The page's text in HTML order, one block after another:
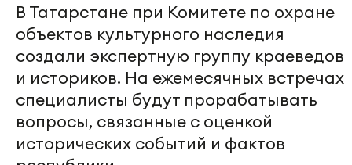
В Татарстане при Комитете по охране
объектов культурного наследия
создали экспертную группу краеведов
и историков. На ежемесячных встречах
специалисты будут прорабатывать
вопросы, связанные с оценкой
исторических событий и фактов